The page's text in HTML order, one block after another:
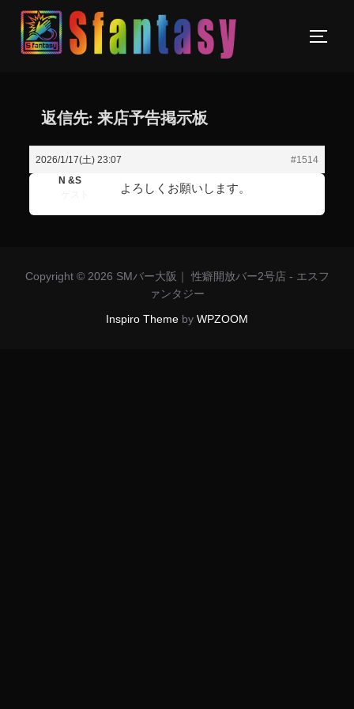
返信先: 来店予告掲示板
2026/1/17(土) 23:07
#1514
N &S
よろしくお願いします。
Copyright © 2026 SMバー大阪｜ 性癖開放バー2号店 - エスフ
ァンタジー
Inspiro Theme by WPZOOM